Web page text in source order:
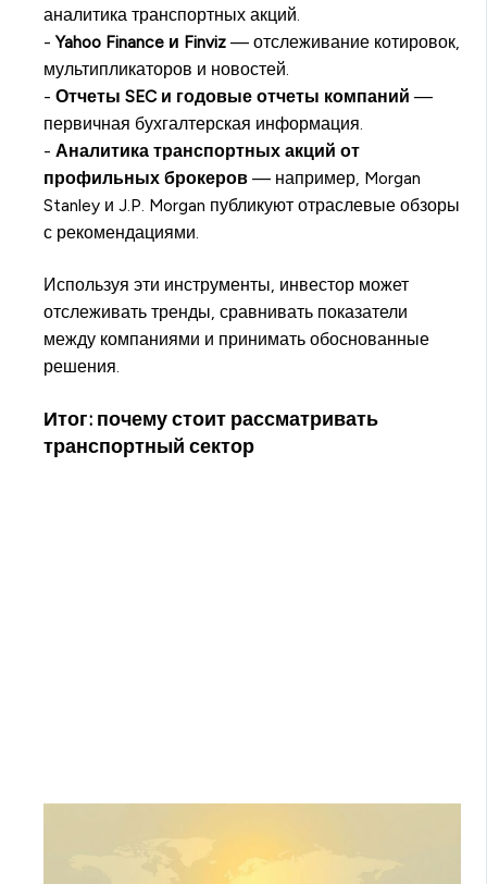
аналитика транспортных акций.
-Yahoo Finance и Finviz — отслеживание котировок,
мультипликаторов и новостей.
-Отчеты SEC и годовые отчеты компаний —
первичная бухгалтерская информация.
-Аналитика транспортных акций от
профильных брокеров — например, Morgan
Stanley и J.P. Morgan публикуют отраслевые обзоры
с рекомендациями.
Используя эти инструменты, инвестор может
отслеживать тренды, сравнивать показатели
между компаниями и принимать обоснованные
решения.
Итог: почему стоит рассматривать
транспортный сектор